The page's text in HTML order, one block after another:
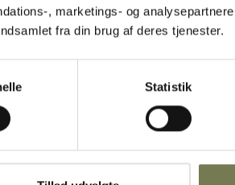
, marketings- og
fra din brug af deres tjenester.
Statistik